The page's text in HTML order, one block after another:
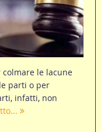
colmare le lacune
parti o per
infatti, non